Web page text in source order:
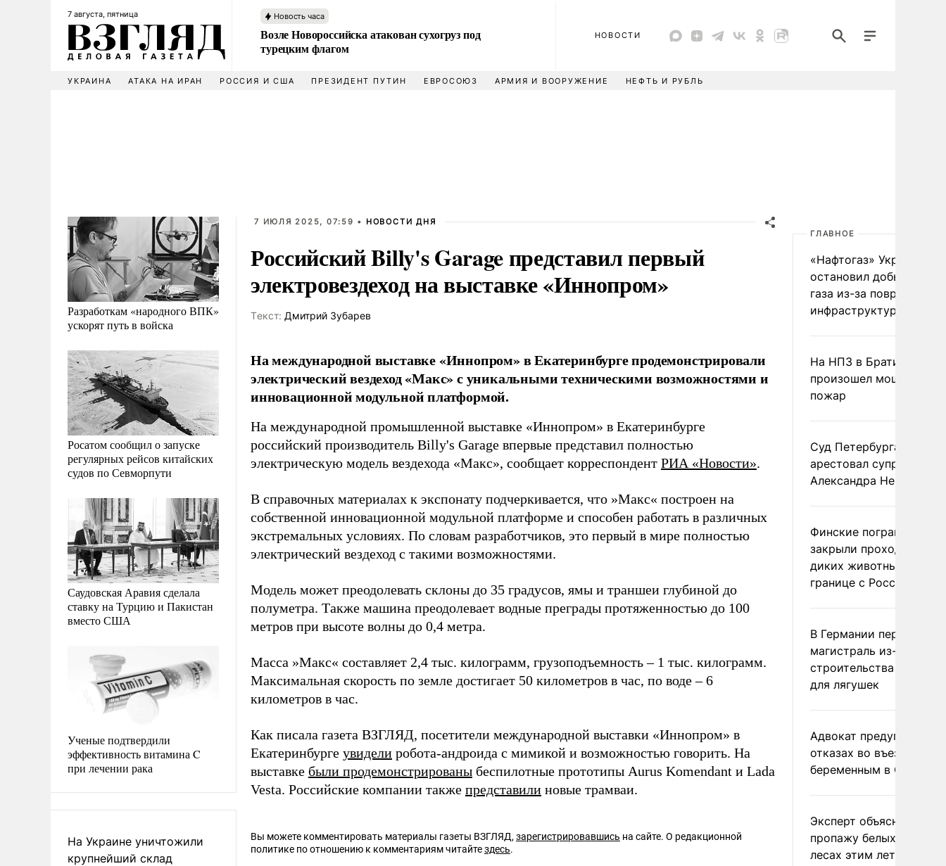
7 августа, пятница Новость часа
Возле Новороссийска атакован сухогруз под
турецким флагом
НОВОСТИ
УКРАИНА АТАКА НА ИРАН РОССИЯ И США ПРЕЗИДЕНТ ПУТИН ЕВРОСОЮЗ АРМИЯ И ВООРУЖЕНИЕ НЕФТЬ И РУБЛЬ
Разработкам «народного ВПК»
ускорят путь в войска
Росатом сообщил о запуске
регулярных рейсов китайских
судов по Севморпути
Саудовская Аравия сделала
ставку на Турцию и Пакистан
вместо США
Ученые подтвердили
эффективность витамина C
при лечении рака
На Украине уничтожили
крупнейший склад
7 ИЮЛЯ 2025, 07:59 • НОВОСТИ ДНЯ
Российский Billy's Garage представил первый
электровездеход на выставке «Иннопром»
Tекст: Дмитрий Зубарев
На международной выставке «Иннопром» в Екатеринбурге продемонстрировали
электрический вездеход «Макс» с уникальными техническими возможностями и
инновационной модульной платформой.
На международной промышленной выставке «Иннопром» в Екатеринбурге
российский производитель Billy's Garage впервые представил полностью
электрическую модель вездехода «Макс», сообщает корреспондент РИА «Новости».
В справочных материалах к экспонату подчеркивается, что »Макс« построен на
собственной инновационной модульной платформе и способен работать в различных
экстремальных условиях. По словам разработчиков, это первый в мире полностью
электрический вездеход с такими возможностями.
Модель может преодолевать склоны до 35 градусов, ямы и траншеи глубиной до
полуметра. Также машина преодолевает водные преграды протяженностью до 100
метров при высоте волны до 0,4 метра.
Масса »Макс« составляет 2,4 тыс. килограмм, грузоподъемность – 1 тыс. килограмм.
Максимальная скорость по земле достигает 50 километров в час, по воде – 6
километров в час.
Как писала газета ВЗГЛЯД, посетители международной выставки «Иннопром» в
Екатеринбурге увидели робота-андроида с мимикой и возможностью говорить. На
выставке были продемонстрированы беспилотные прототипы Aurus Komendant и Lada
Vesta. Российские компании также представили новые трамваи.
Вы можете комментировать материалы газеты ВЗГЛЯД, зарегистрировавшись на сайте. О редакционной
политике по отношению к комментариям читайтездесь.
ГЛАВНОЕ
«Нафтогаз» Украины
остановил добычу
газа из-за повреждения
инфраструктуры
На НПЗ в Братиславе
произошел мощный
пожар
Суд Петербурга заочно
арестовал супругу
Александра Невзорова
Финские пограничники
закрыли проходы для
диких животных на
границе с Россией
В Германии перекрыли
магистраль из-за
строительства
для лягушек
Адвокат предупредил
отказах во въезде
беременным в США
Эксперт объяснил
пропажу белых грибов
лесах этим летом